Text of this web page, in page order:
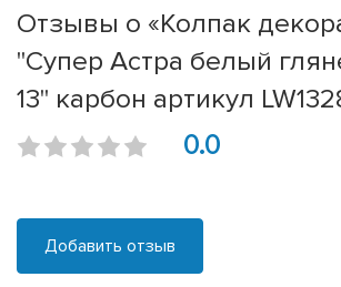
Отзывы о «Колпак
"Супер Астра белый
13" карбон артикул
0.0
Добавить отзыв